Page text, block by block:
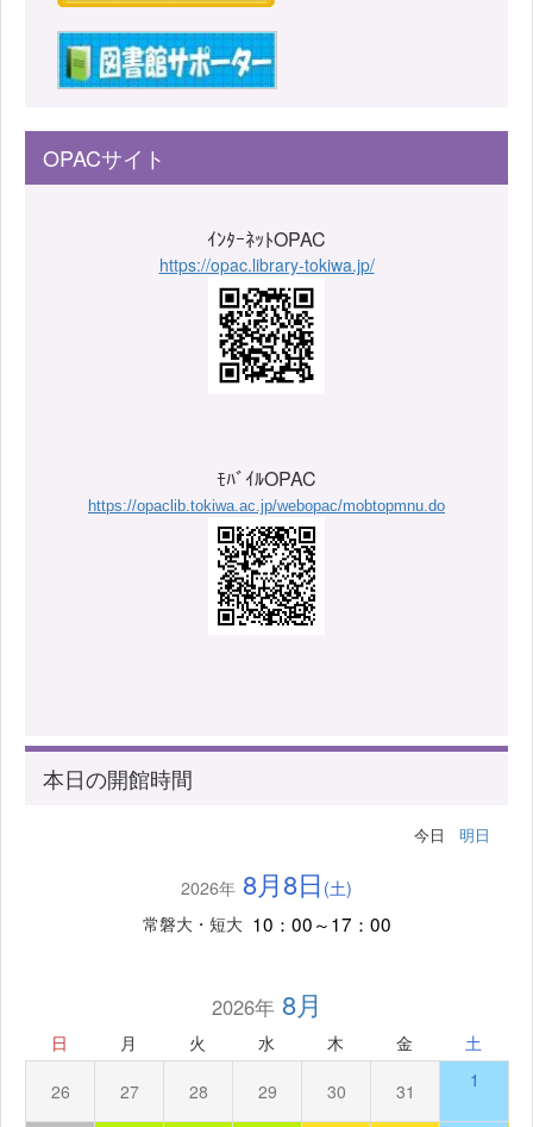
OPACサイト
ｲﾝﾀｰﾈｯﾄOPAC
https://opac.library-tokiwa.jp/
ﾓﾊﾞｲﾙOPAC
https://opaclib.tokiwa.ac.jp/webopac/mobtopmnu.do
本日の開館時間
今日 明日
2026年 8月8日 (土)
常磐大・短大 10：00～17：00
2026年8月
日 月 火 水 木 金 土
26 27 28 29 30 31 1